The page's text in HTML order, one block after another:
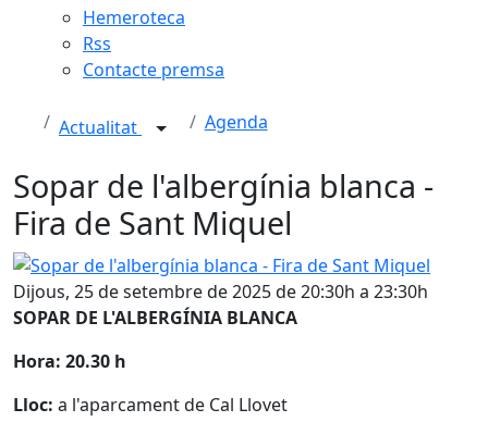
Hemeroteca
Rss
Contacte premsa
Actualitat Agenda
Sopar de l'albergínia blanca -
Fira de Sant Miquel
Sopar de l'albergínia blanca - Fira de Sant Miquel
Dijous, 25 de setembre de 2025 de 20:30h a 23:30h
SOPAR DE L'ALBERGÍNIA BLANCA
Hora: 20.30 h
Lloc: a l'aparcament de Cal Llovet